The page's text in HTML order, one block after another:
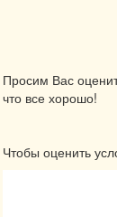
Просим Вас
что все хорошо!
Чтобы оценить